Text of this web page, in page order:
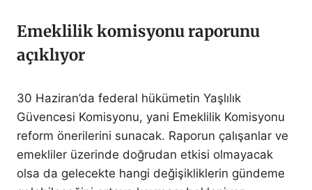
Emeklilik komisyonu raporunu
açıklıyor
30 Haziran’da federal hükümetin Yaşlılık
Güvencesi Komisyonu, yani Emeklilik Komisyonu
reform önerilerini sunacak. Raporun çalışanlar ve
emekliler üzerinde doğrudan etkisi olmayacak
olsa da gelecekte hangi değişikliklerin gündeme